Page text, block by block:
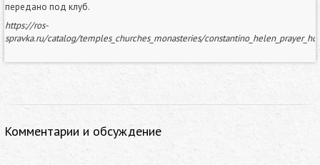
передано под клуб.
https://ros-
spravka.ru/catalog/temples_churches_monasteries/
Комментарии и обсуждение